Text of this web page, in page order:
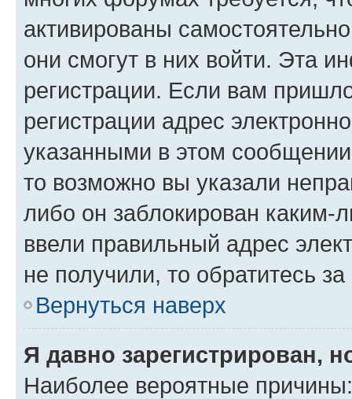
активированы
они смогут в них войти. Эта
регистрации. Если вам
регистрации адрес
указанными в этом
то возможно вы указали
либо он заблокирован
ввели правильный адрес
не получили, то обратитесь
Вернуться наверх
Я давно зарегистрирован,
Наиболее вероятные